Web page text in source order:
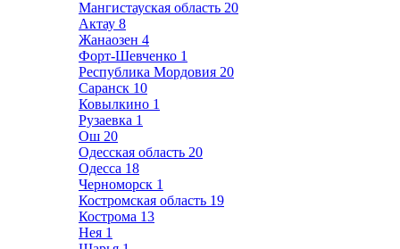
Мангистауская область 20
Актау 8
Жанаозен 4
Форт-Шевченко 1
Республика Мордовия 20
Саранск 10
Ковылкино 1
Рузаевка 1
Ош 20
Одесская область 20
Одесса 18
Черноморск 1
Костромская область 19
Кострома 13
Нея 1